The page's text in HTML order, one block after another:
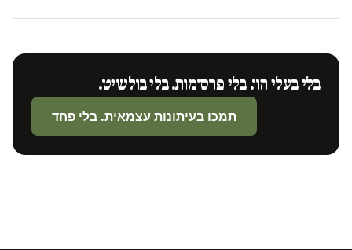
בלי בעלי הון. בלי פרסומות. בלי בולשיט.
תמכו בעיתונות עצמאית. בלי פחד